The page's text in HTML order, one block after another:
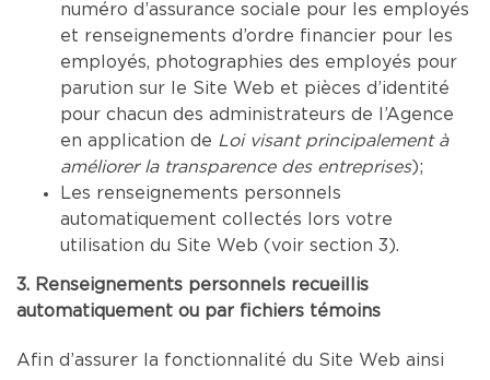
numéro d’assurance sociale pour les employés
et renseignements d’ordre financier pour les
employés, photographies des employés pour
parution sur le Site Web et pièces d’identité
pour chacun des administrateurs de l’Agence
en application de Loi visant principalement à
améliorer la transparence des entreprises);
Les renseignements personnels
automatiquement collectés lors votre
utilisation du Site Web (voir section 3).
3. Renseignements personnels recueillis
automatiquement ou par fichiers témoins
Afin d’assurer la fonctionnalité du Site Web ainsi